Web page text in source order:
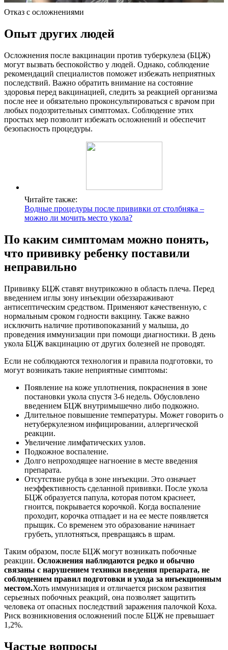
Отказ с осложнениями
Опыт других людей
Осложнения после вакцинации против туберкулеза (БЦЖ)
могут вызвать беспокойство у людей. Однако, соблюдение
рекомендаций специалистов поможет избежать неприятных
последствий. Важно обратить внимание на состояние
здоровья перед вакцинацией, следить за реакцией организма
после нее и обязательно проконсультироваться с врачом при
любых подозрительных симптомах. Соблюдение этих
простых мер позволит избежать осложнений и обеспечит
безопасность процедуры.
Читайте также:
Водные процедуры после прививки от столбняка –
можно ли мочить место укола?
По каким симптомам можно понять,
что прививку ребенку поставили
неправильно
Прививку БЦЖ ставят внутрикожно в область плеча. Перед
введением иглы зону инъекции обеззараживают
антисептическим средством. Применяют качественную, с
нормальным сроком годности вакцину. Также важно
исключить наличие противопоказаний у малыша, до
проведения иммунизации при помощи диагностики. В день
укола БЦЖ вакцинацию от других болезней не проводят.
Если не соблюдаются технология и правила подготовки, то
могут возникать такие неприятные симптомы:
Появление на коже уплотнения, покраснения в зоне
постановки укола спустя 3-6 недель. Обусловлено
введением БЦЖ внутримышечно либо подкожно.
Длительное повышение температуры. Может говорить о
нетуберкулезном инфицировании, аллергической
реакции.
Увеличение лимфатических узлов.
Подкожное воспаление.
Долго непроходящее нагноение в месте введения
препарата.
Отсутствие рубца в зоне инъекции. Это означает
неэффективность сделанной прививки. После укола
БЦЖ образуется папула, которая потом краснеет,
гноится, покрывается корочкой. Когда воспаление
проходит, корочка отпадает и на ее месте появляется
прыщик. Со временем это образование начинает
грубеть, уплотняться, превращаясь в шрам.
Таким образом, после БЦЖ могут возникать побочные
реакции. Осложнения наблюдаются редко и обычно
связаны с нарушением техники введения препарата, не
соблюдением правил подготовки и ухода за инъекционным
местом.Хоть иммунизация и отличается риском развития
серьезных побочных реакций, она позволяет защитить
человека от опасных последствий заражения палочкой Коха.
Риск возникновения осложнений после БЦЖ не превышает
1,2%.
Частые вопросы